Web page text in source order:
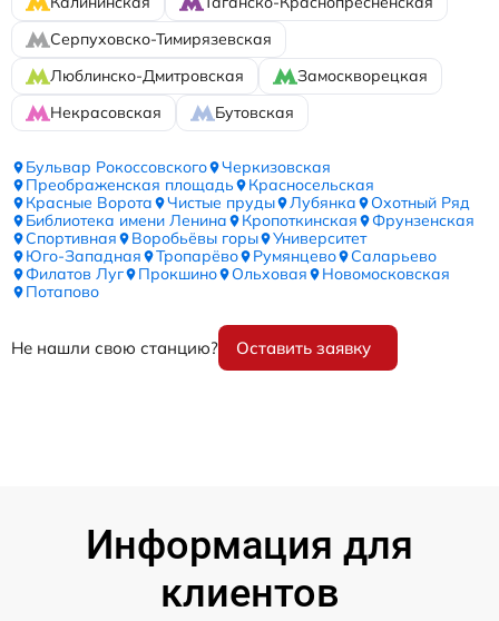
Серпуховско-Тимирязевская
Люблинско-Дмитровская
Замоскворецкая
Некрасовская
Бутовская
Бульвар Рокоссовского
Черкизовская
Преображенская площадь
Красносельская
Красные Ворота
Чистые пруды Лубянка
Охотный Ряд
Библиотека имени Ленина
Кропоткинская
Фрунзенская
Спортивная
Воробьёвы горы
Университет
Юго-Западная
Тропарёво Румянцево
Саларьево
Филатов Луг
Прокшино Ольховая
Новомосковская
Потапово
Не нашли свою станцию? Оставить заявку
Информация для
клиентов